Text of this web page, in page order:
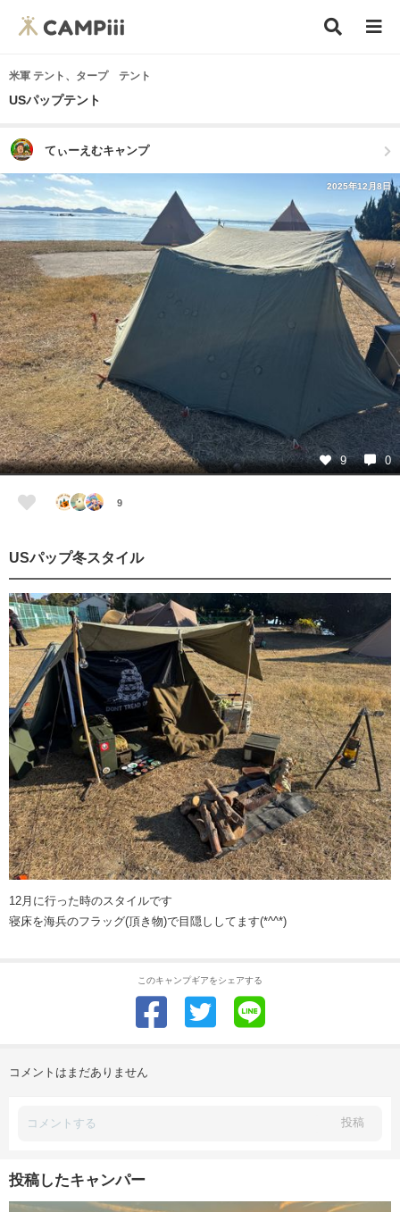
米軍 テント、タープ テント
USパップテント
てぃーえむキャンプ
2025年12月8日
9 0
9
USパップ冬スタイル
12月に行った時のスタイルです
寝床を海兵のフラッグ(頂き物)で目隠ししてます(*^^*)
このキャンプギアをシェアする
コメントはまだありません
投稿
投稿したキャンパー